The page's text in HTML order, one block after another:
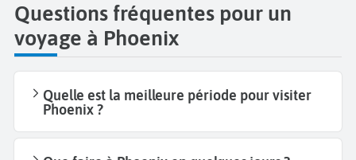
Questions fréquentes pour un
voyage à Phoenix
Quelle est la meilleure période pour visiter
Phoenix ?